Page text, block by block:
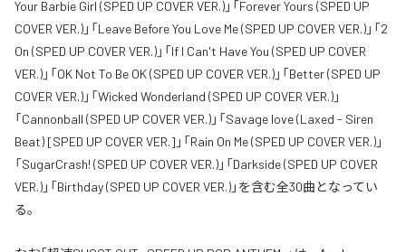
Your Barbie Girl (SPED UP COVER VER.)」「Forever Yours (SPED UP
COVER VER.)」「Leave Before You Love Me (SPED UP COVER VER.)」「2
On (SPED UP COVER VER.)」「If I Can't Have You (SPED UP COVER
VER.)」「OK Not To Be OK (SPED UP COVER VER.)」「Better (SPED UP
COVER VER.)」「Wicked Wonderland (SPED UP COVER VER.)」
「Cannonball (SPED UP COVER VER.)」「Savage love (Laxed - Siren
Beat) [SPED UP COVER VER.]」「Rain On Me (SPED UP COVER VER.)」
「SugarCrash! (SPED UP COVER VER.)」「Darkside (SPED UP COVER
VER.)」「Birthday (SPED UP COVER VER.)」を含む全30曲となってい
る。